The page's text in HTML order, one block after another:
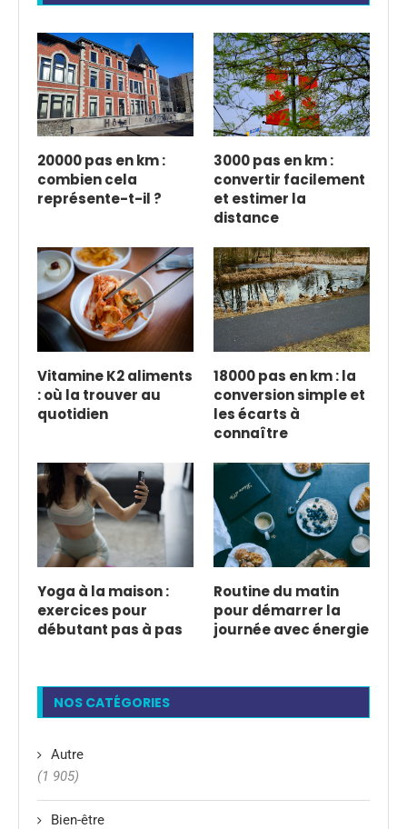
20000 pas en km :
combien cela
représente-t-il ?
3000 pas en km :
convertir facilement
et estimer la
distance
Vitamine K2 aliments
: où la trouver au
quotidien
18000 pas en km : la
conversion simple et
les écarts à
connaître
Yoga à la maison :
exercices pour
débutant pas à pas
Routine du matin
pour démarrer la
journée avec énergie
NOS CATÉGORIES
Autre
(1 905)
Bien-être